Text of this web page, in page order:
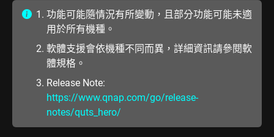
功能可能隨情況有所變動，且部分功能可能未適
用於所有機種。
軟體支援會依機種不同而異，詳細資訊請參閱軟
體規格。
Release Note:
https://www.qnap.com/go/release-
notes/quts_hero/